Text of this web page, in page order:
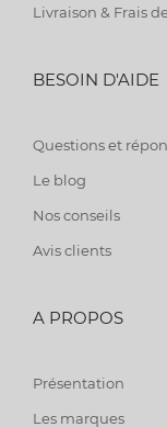
Livraison & Frais
BESOIN D'AIDE
Questions et
Le blog
Nos conseils
Avis clients
A PROPOS
Présentation
Les marques